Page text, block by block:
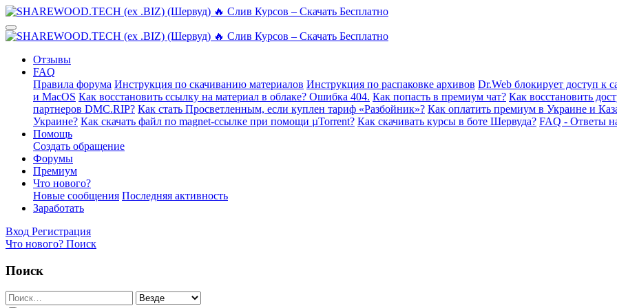
Отзывы
FAQ
Правила форума Инструкция по скачиванию материалов Инструкция по распаковке архивов Dr.Web блокирует доступ к
и MacOS Как восстановить ссылку на материал в облаке? Ошибка 404. Как попасть в премиум чат? Как восстановить
партнеров DMC.RIP? Как стать Просветленным, если куплен тариф «Разбойник»? Как оплатить премиум в Украине и
Украине? Как скачать файл по magnet-ссылке при помощи µTorrent? Как скачивать курсы в боте Шервуда? FAQ - Ответы
Помощь
Создать обращение
Форумы
Премиум
Что нового?
Новые сообщения Последняя активность
Заработать
Вход Регистрация
Что нового? Поиск
Поиск